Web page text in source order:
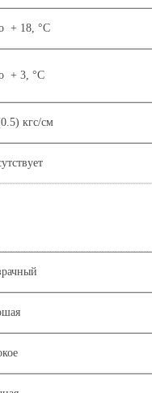
+ 18, °С
+ 3, °С
кгс/см